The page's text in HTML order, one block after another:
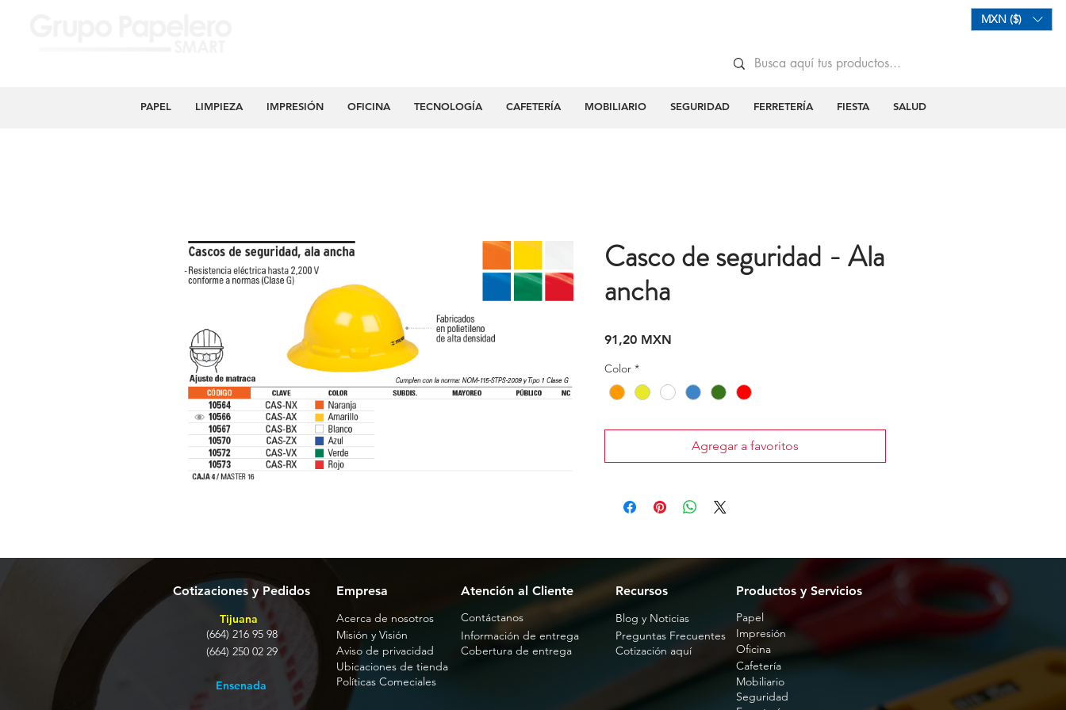
MXN ($)
PAPEL LIMPIEZA IMPRESIÓN OFICINA TECNOLOGÍA CAFETERÍA MOBILIARIO SEGURIDAD FERRETERÍA FIESTA SALUD
Casco de seguridad - Ala
ancha
91,20 MXN
Color *
Agregar a favoritos
Cotizaciones y Pedidos
Tijuana
(664) 216 95 98
(664) 250 02 29
Ensenada
Empresa
Acerca de nosotros
Misión y Visión
Aviso de privacidad
Ubicaciones de tienda
Atención al Cliente
Contáctanos
Información de entrega
Cobertura de entrega
Políticas Comeciales
Recursos
Blog y Noticias
Preguntas Frecuentes
Cotización aquí
Productos y Servicios
Papel
Impresión
Oficina
Cafetería
Mobiliario
Seguridad